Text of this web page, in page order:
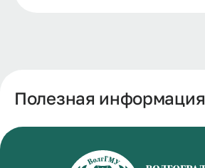
Полезная информация